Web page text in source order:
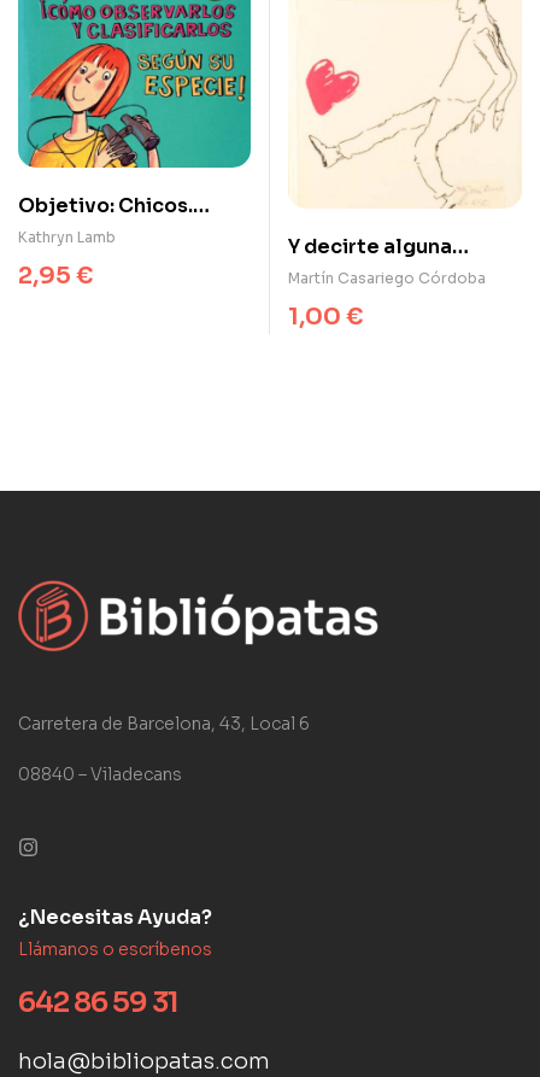
Objetivo: Chicos.
¡Cómo observarlos y
clasificarlos según su
especie!
Kathryn Lamb
2,95 €
Y decirte alguna
estupidez, por
ejemplo, te quiero
Martín Casariego Córdoba
1,00 €
Carretera de Barcelona, 43, Local 6
08840 – Viladecans
¿Necesitas Ayuda?
Llámanos o escríbenos
642 86 59 31
hola@bibliopatas.com